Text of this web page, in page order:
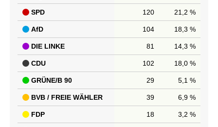
SPD 120 21,2 %
AfD 104 18,3 %
DIE LINKE 81 14,3 %
CDU 102 18,0 %
GRÜNE/B 90 29 5,1 %
BVB / FREIE WÄHLER 39 6,9 %
FDP 18 3,2 %